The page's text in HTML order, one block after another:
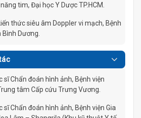
tim, Đại học Y Dược TP.HCM.
thức siêu âm Doppler vi mạch, Bệnh
Dương.
sĩ Chẩn đoán hình ảnh, Bệnh viện
tâm Cấp cứu Trưng Vương.
sĩ Chẩn đoán hình ảnh, Bệnh viện Gia